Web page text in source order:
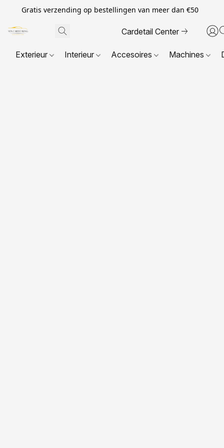
Gratis verzending op bestellingen van meer dan €50
Cardetail Center
Exterieur Interieur Accesoires Machines